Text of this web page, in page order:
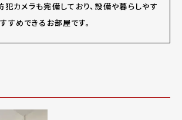
犯カメラも完備しており、設備や暮らしやす
すめできるお部屋です。